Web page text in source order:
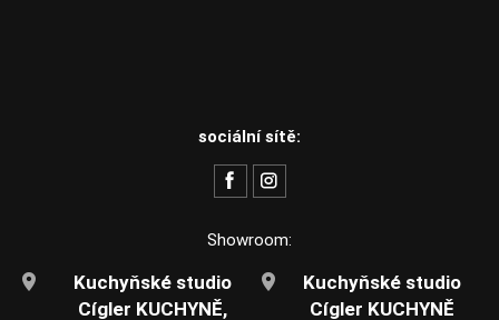
sociální sítě:
Showroom:
Kuchyňské studio
Cígler KUCHYNĚ,
Kuchyňské studio
Cígler KUCHYNĚ